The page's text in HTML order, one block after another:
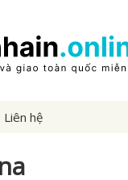
Liên hệ